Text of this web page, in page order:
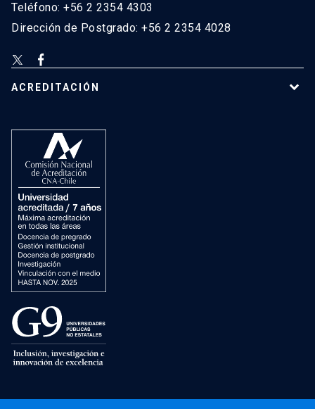
Teléfono: +56 2 2354 4303
Dirección de Postgrado: +56 2 2354 4028
ACREDITACIÓN